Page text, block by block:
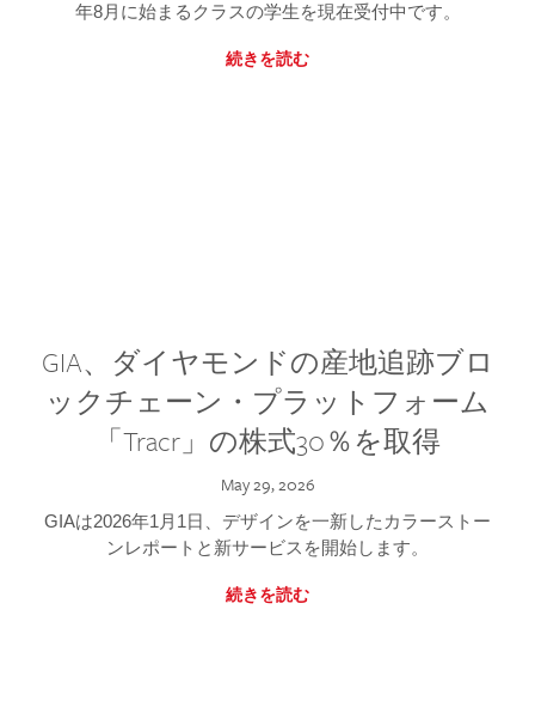
年8月に始まるクラスの学生を現在受付中です。
続きを読む
GIA、ダイヤモンドの産地追跡ブロ
ックチェーン・プラットフォーム
「Tracr」の株式30％を取得
May 29, 2026
GIAは2026年1月1日、デザインを一新したカラーストー
ンレポートと新サービスを開始します。
続きを読む